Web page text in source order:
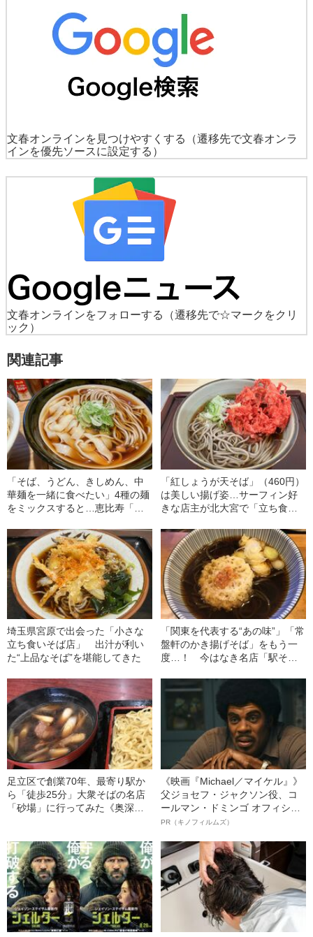
文春オンラインを見つけやすくする
（遷移先で文春オンラ
インを優先ソースに設定する）
文春オンラインをフォローする
（遷移先で☆マークをクリ
ック）
関連記事
「そば、うどん、きしめん、中
華麺を一緒に食べたい」4種の麺
をミックスすると…恵比寿「長
「紅しょうが天そば」（460円）
は美しい揚げ姿…サーフィン好
きな店主が北大宮で「立ち食い
埼玉県宮原で出会った「小さな
立ち食いそば店」 出汁が利い
た“上品なそば”を堪能してきた
「関東を代表する“あの味”」「常
盤軒のかき揚げそば」をもう一
度…！ 今はなき名店「駅そ
足立区で創業70年、最寄り駅か
ら「徒歩25分」大衆そばの名店
「砂場」に行ってみた《奥深い
《映画『Michael／マイケル』》
父ジョセフ・ジャクソン役、コ
ールマン・ドミンゴ オフィシャ
ルインタビュー“観客を魅了した
語る”《日本興収70億円突破》
PR（キノフィルムズ）